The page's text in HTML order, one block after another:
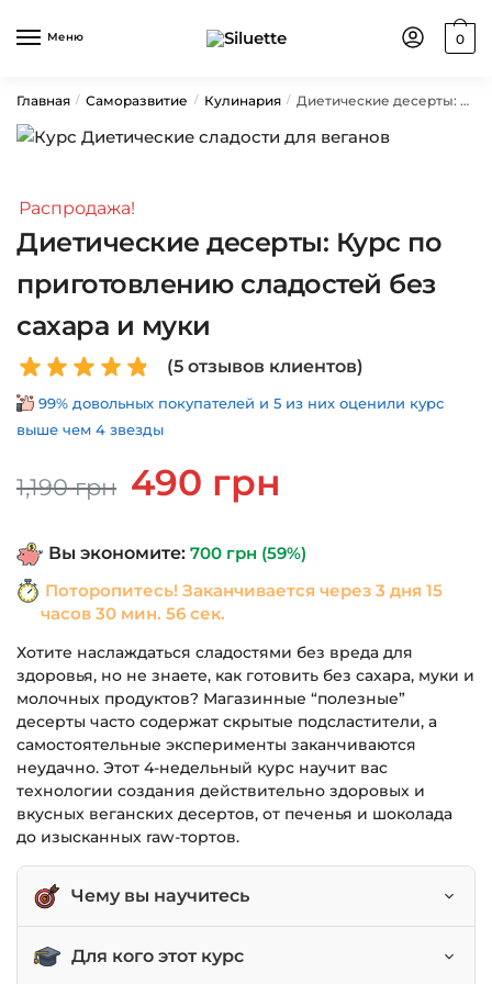
Меню 0
Главная / Саморазвитие / Кулинария / Диетические десерты: Курс по приготовлению сладостей без сахара и муки
Распродажа!
Диетические десерты: Курс по
приготовлению сладостей без
сахара и муки
(5отзывов клиентов)
99% довольных покупателей и 5 из них оценили курс
выше чем 4 звезды
1,190грн
Первоначальная
цена
1,190 грн.
490 грн
Вы экономите: 700 грн (59%)
Поторопитесь! Заканчивается через 3 дня 15
часов 30 мин. 56 сек.
Хотите наслаждаться сладостями без вреда для
здоровья, но не знаете, как готовить без сахара, муки и
молочных продуктов? Магазинные “полезные”
десерты часто содержат скрытые подсластители, а
самостоятельные эксперименты заканчиваются
неудачно. Этот 4-недельный курс научит вас
технологии создания действительно здоровых и
вкусных веганских десертов, от печенья и шоколада
до изысканных raw-тортов.
Чему вы научитесь
Готовить полезное печенье, пастилу и конфеты.
Для кого этот курс